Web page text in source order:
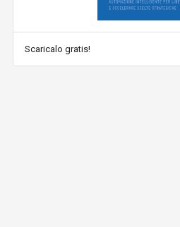
Scaricalo gratis!